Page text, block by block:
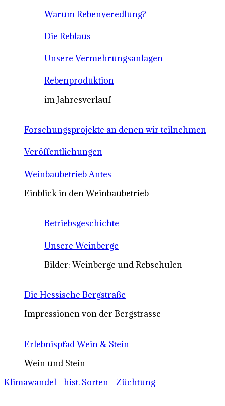
Warum Rebenveredlung?
Die Reblaus
Unsere Vermehrungsanlagen
Rebenproduktion
im Jahresverlauf
Forschungsprojekte an denen wir teilnehmen
Veröffentlichungen
Weinbaubetrieb Antes
Einblick in den Weinbaubetrieb
Betriebsgeschichte
Unsere Weinberge
Bilder: Weinberge und Rebschulen
Die Hessische Bergstraße
Impressionen von der Bergstrasse
Erlebnispfad Wein & Stein
Wein und Stein
Klimawandel - hist. Sorten - Züchtung